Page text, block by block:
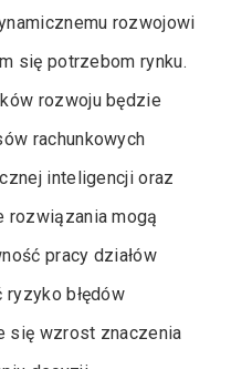
rozwojowi
się potrzebom rynku.
rozwoju będzie
rachunkowych
inteligencji oraz
rozwiązania mogą
pracy działów
błędów
się wzrost znaczenia